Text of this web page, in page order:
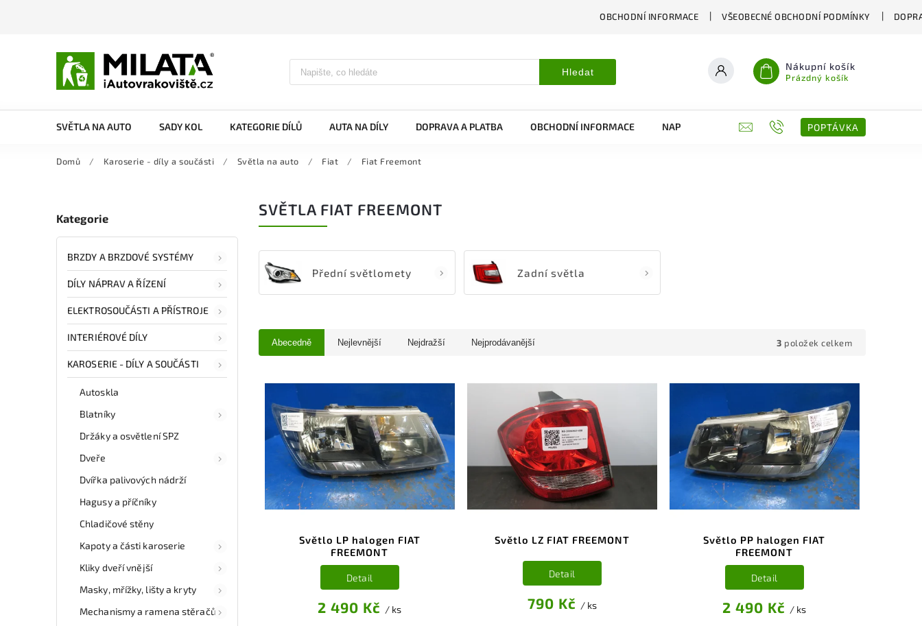
OBCHODNÍ INFORMACE VŠEOBECNÉ OBCHODNÍ PODMÍNKY
Hledat Nákupní košík
Prázdný košík
SVĚTLA NA AUTO SADY KOL KATEGORIE DÍLŮ AUTA NA DÍLY DOPRAVA A PLATBA OBCHODNÍ INFORMACE NAPIŠTE NÁM KONTAKTY POPTÁVKA
Domů / Karoserie - díly a součásti / Světla na auto / Fiat / Fiat Freemont
Kategorie
BRZDY A BRZDOVÉ SYSTÉMY
DÍLY NÁPRAV A ŘÍZENÍ
ELEKTROSOUČÁSTI A PŘÍSTROJE
INTERIÉROVÉ DÍLY
KAROSERIE - DÍLY A SOUČÁSTI
Autoskla
Blatníky
Držáky a osvětlení SPZ
Dveře
Dvířka palivových nádrží
Hagusy a příčníky
Chladičové stěny
Kapoty a části karoserie
Kliky dveří vnější
Masky, mřížky, lišty a kryty
Mechanismy a ramena stěračů
SVĚTLA FIAT FREEMONT
Přední světlomety Zadní světla
Abecedně Nejlevnější Nejdražší Nejprodávanější 3 položek celkem
Světlo LP halogen FIAT
FREEMONT
2 490 Kč / ks
Detail
Světlo LZ FIAT FREEMONT
790 Kč / ks
Detail
Světlo PP halogen FIAT
FREEMONT
2 490 Kč / ks
Detail